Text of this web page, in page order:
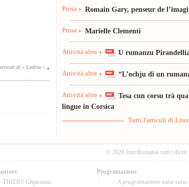
di « Ladinu »
Prosa Romain Gary, penseur de
Prosa Marielle Clementi
Attività altre U rumanzu
Attività altre “L’ochju di un
Attività altre
Tesa cun corsu trà
lingue in Corsica
Tutti l'articuli di
© 2026 InterRomania tutti i diritti
THIERS Ghjacumu
Prugramazione
A prugramazione sana sana